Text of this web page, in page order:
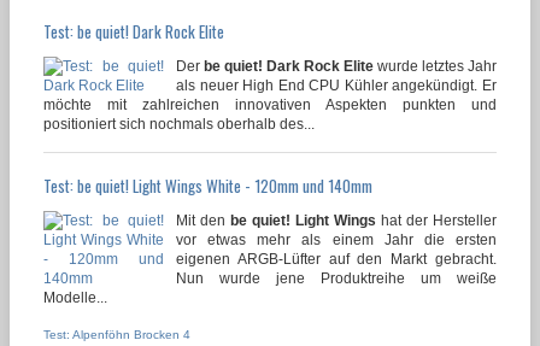
Test: be quiet! Dark Rock Elite
Der be quiet! Dark Rock Elite wurde letztes Jahr
als neuer High End CPU Kühler angekündigt. Er
möchte mit zahlreichen innovativen Aspekten punkten und
positioniert sich nochmals oberhalb des...
Test: be quiet! Light Wings White - 120mm und 140mm
Mit den be quiet! Light Wings hat der Hersteller
vor etwas mehr als einem Jahr die ersten
eigenen ARGB-Lüfter auf den Markt gebracht.
Nun wurde jene Produktreihe um weiße
Modelle...
Test: Alpenföhn Brocken 4